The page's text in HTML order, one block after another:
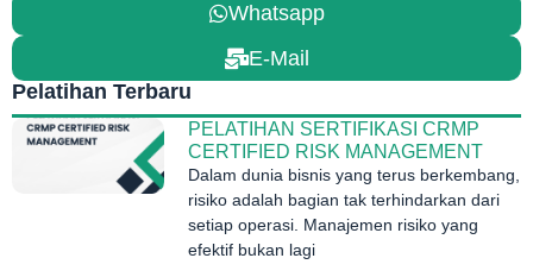
Whatsapp
E-Mail
Pelatihan Terbaru
PELATIHAN SERTIFIKASI CRMP
CERTIFIED RISK MANAGEMENT
Dalam dunia bisnis yang terus berkembang,
risiko adalah bagian tak terhindarkan dari
setiap operasi. Manajemen risiko yang
efektif bukan lagi